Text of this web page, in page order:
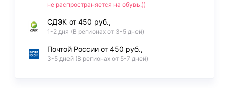
не распространяется на обувь.))
СДЭК от 450 руб.,
1-2 дня (В регионах от 3-5 дней)
Почтой России от 450 руб.,
3-5 дней (В регионах от 5-7 дней)